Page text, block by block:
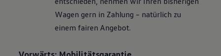
Wagen gern in Zahlung – natürlich zu
einem fairen Angebot.